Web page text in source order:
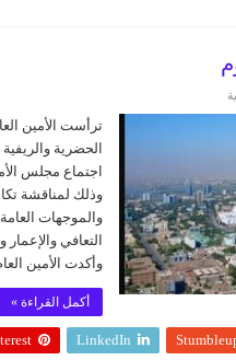
ترأست الأمين
الحضرية
اجتماع مجلس
وذلك لمناقشة
التعافي والإعمار
وأكدت الأمين
أكمل القراءة »
LinkedIn